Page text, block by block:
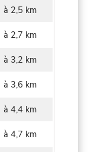
à 2,5 km
à 2,7 km
à 3,2 km
à 3,6 km
à 4,4 km
à 4,7 km